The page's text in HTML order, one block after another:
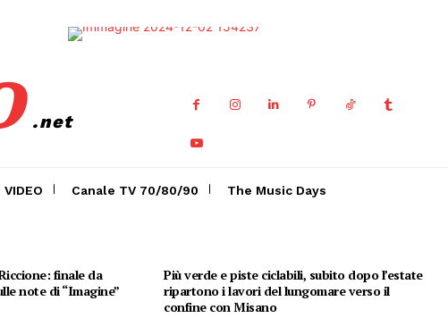
.net
VIDEO Canale TV 70/80/90 The Music Days
finale da
note di “Imagine”
Più verde e piste ciclabili, subito dopo l’estate
ripartono i lavori del lungomare verso il
confine con Misano